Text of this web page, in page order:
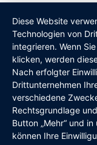
Diese Website
Technologien von
integrieren. Wenn
klicken, werden
Nach erfolgter
Drittunternehmen
verschiedene
Rechtsgrundlage
Button „Mehr“ und
können Ihre